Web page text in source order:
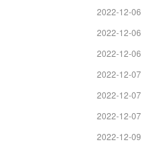
2022-12-06
2022-12-06
2022-12-06
2022-12-07
2022-12-07
2022-12-07
2022-12-09